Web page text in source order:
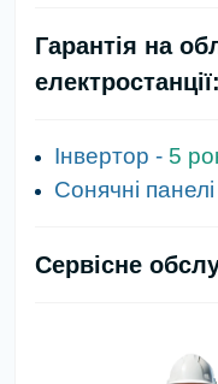
Гарантія на
електростанції:
Інвертор - 5
Сонячні
Сервісне